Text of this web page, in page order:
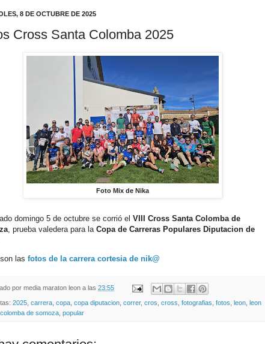
8 DE OCTUBRE DE 2025
Cross Santa Colomba 2025
Foto Mix de Nika
domingo 5 de octubre se corrió el VIII Cross Santa Colomba de
, prueba valedera para la Copa de Carreras Populares Diputacion de
las fotos de la carrera cortesia de nik@
por media maraton leon a las 23:55
2025 carrera copa copa diputacion correr, cros cross fotografias fotos leon leon
de somoza popular